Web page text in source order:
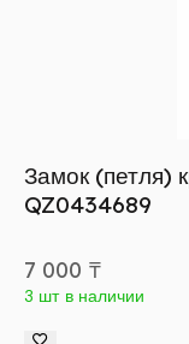
Замок (петля)
QZ0434689
7 000 ₸
3 шт в наличии